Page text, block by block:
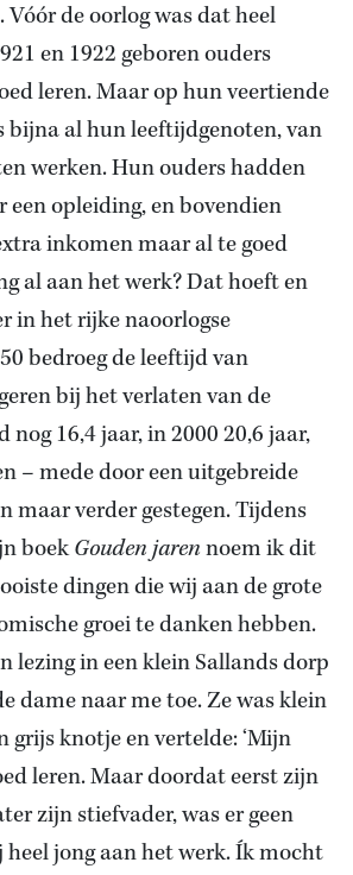
de oorlog was dat heel
en 1922 geboren ouders
leren. Maar op hun veertiende
bijna al hun leeftijdgenoten, van
werken. Hun ouders hadden
een opleiding, en bovendien
inkomen maar al te goed
al aan het werk? Dat hoeft en
in het rijke naoorlogse
bedroeg de leeftijd van
bij het verlaten van de
nog 16,4 jaar, in 2000 20,6 jaar,
– mede door een uitgebreide
maar verder gestegen. Tijdens
boekGouden jarennoem ik dit
dingen die wij aan de grote
groei te danken hebben.
lezing in een klein Sallands dorp
dame naar me toe. Ze was klein
grijs knotje en vertelde: ‘Mijn
leren. Maar doordat eerst zijn
zijn stiefvader, was er geen
heel jong aan het werk. Ík mocht